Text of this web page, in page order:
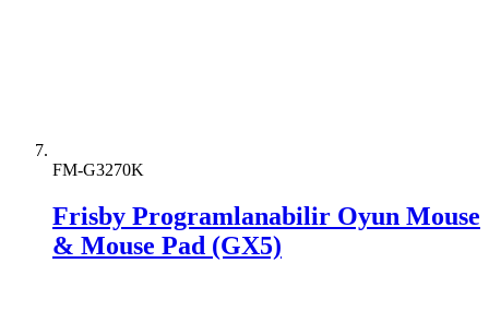
FM-G3270K
Frisby Programlanabilir Oyun Mouse
& Mouse Pad (GX5)